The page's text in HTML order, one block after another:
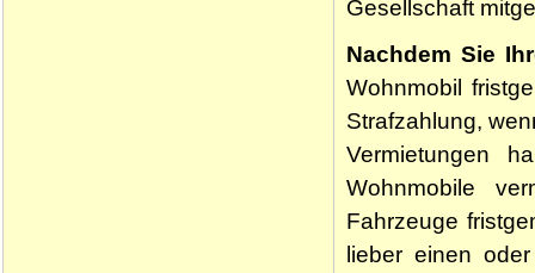
Gesellschaft
Nachdem Sie
Wohnmobil
Strafzahlung,
Vermietungen
Wohnmobile
Fahrzeuge
lieber einen